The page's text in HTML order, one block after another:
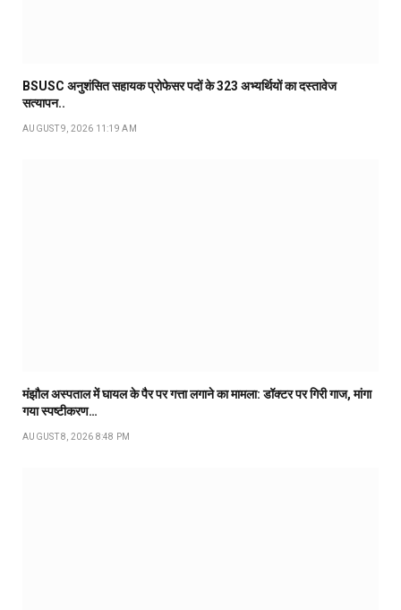
BSUSC अनुशंसित सहायक प्रोफेसर पदों के 323 अभ्यर्थियों का दस्तावेज
सत्यापन..
AUGUST 9, 2026 11:19 AM
मंझौल अस्पताल में घायल के पैर पर गत्ता लगाने का मामला: डॉक्टर पर गिरी गाज, मांगा
गया स्पष्टीकरण…
AUGUST 8, 2026 8:48 PM